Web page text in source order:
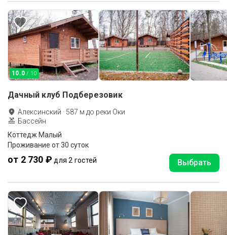
10.0 / 10
Дачный клуб Подберезовик
Алексинский · 587 м до реки Оки
Бассейн
Коттедж Малый
Проживание от 30 суток
от 2 730 ₽ для 2 гостей Выбрать